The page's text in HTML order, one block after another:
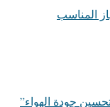
المناسب
جودة الهواء”